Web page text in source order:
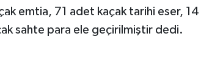
emtia, 71 adet kaçak tarihi eser, 14
sahte para ele geçirilmiştir dedi.